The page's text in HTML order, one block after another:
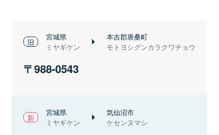
宮城県
ミヤギケン
本吉郡唐桑町
モトヨシグンカラクワチョウ
988-0543
宮城県
ミヤギケン
気仙沼市
ケセンヌマシ